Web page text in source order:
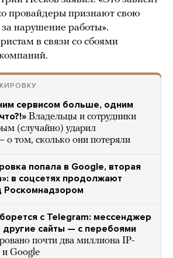
провайдеры признают свою
за нарушение работы».
в связи со сбоями
сервисом больше, одним
Владельцы и сотрудники
(случайно) ударил
о том, сколько они потеряли
попала в Google, вторая
в соцсетях продолжают
Роскомнадзором
с Telegram: мессенджер
другие сайты — с перебоями
почти два миллиона IP-
и Google